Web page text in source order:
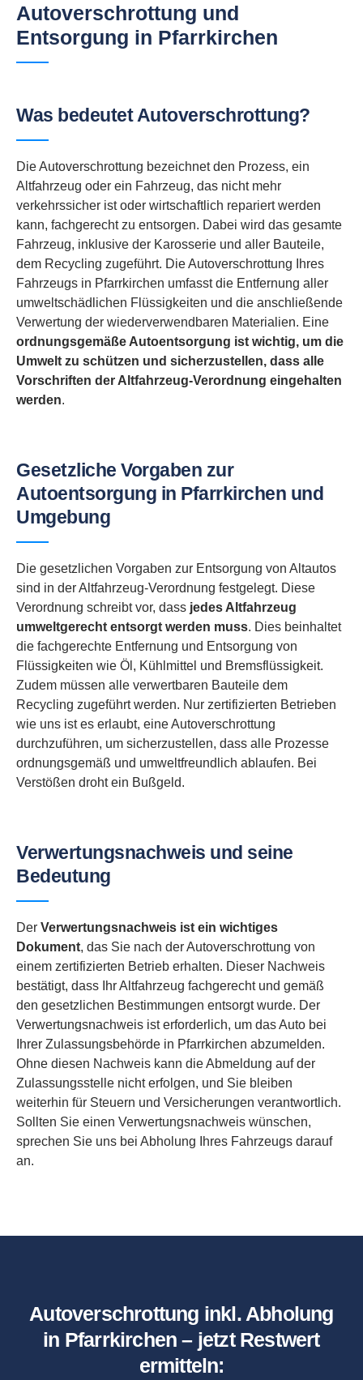
Autoverschrottung und
Entsorgung in Pfarrkirchen
Was bedeutet Autoverschrottung?
Die Autoverschrottung bezeichnet den Prozess, ein
Altfahrzeug oder ein Fahrzeug, das nicht mehr
verkehrssicher ist oder wirtschaftlich repariert werden
kann, fachgerecht zu entsorgen. Dabei wird das gesamte
Fahrzeug, inklusive der Karosserie und aller Bauteile,
dem Recycling zugeführt. Die Autoverschrottung Ihres
Fahrzeugs in Pfarrkirchen umfasst die Entfernung aller
umweltschädlichen Flüssigkeiten und die anschließende
Verwertung der wiederverwendbaren Materialien. Eine
ordnungsgemäße Autoentsorgung ist wichtig, um die
Umwelt zu schützen und sicherzustellen, dass alle
Vorschriften der Altfahrzeug-Verordnung eingehalten
werden.
Gesetzliche Vorgaben zur
Autoentsorgung in Pfarrkirchen und
Umgebung
Die gesetzlichen Vorgaben zur Entsorgung von Altautos
sind in der Altfahrzeug-Verordnung festgelegt. Diese
Verordnung schreibt vor, dass jedes Altfahrzeug
umweltgerecht entsorgt werden muss. Dies beinhaltet
die fachgerechte Entfernung und Entsorgung von
Flüssigkeiten wie Öl, Kühlmittel und Bremsflüssigkeit.
Zudem müssen alle verwertbaren Bauteile dem
Recycling zugeführt werden. Nur zertifizierten Betrieben
wie uns ist es erlaubt, eine Autoverschrottung
durchzuführen, um sicherzustellen, dass alle Prozesse
ordnungsgemäß und umweltfreundlich ablaufen. Bei
Verstößen droht ein Bußgeld.
Verwertungsnachweis und seine
Bedeutung
Der Verwertungsnachweis ist ein wichtiges
Dokument, das Sie nach der Autoverschrottung von
einem zertifizierten Betrieb erhalten. Dieser Nachweis
bestätigt, dass Ihr Altfahrzeug fachgerecht und gemäß
den gesetzlichen Bestimmungen entsorgt wurde. Der
Verwertungsnachweis ist erforderlich, um das Auto bei
Ihrer Zulassungsbehörde in Pfarrkirchen abzumelden.
Ohne diesen Nachweis kann die Abmeldung auf der
Zulassungsstelle nicht erfolgen, und Sie bleiben
weiterhin für Steuern und Versicherungen verantwortlich.
Sollten Sie einen Verwertungsnachweis wünschen,
sprechen Sie uns bei Abholung Ihres Fahrzeugs darauf
an.
Autoverschrottung inkl. Abholung
in Pfarrkirchen – jetzt Restwert
ermitteln: